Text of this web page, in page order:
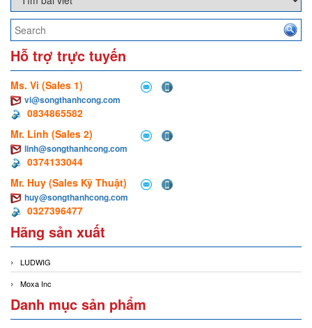
Hỗ trợ trực tuyến
Ms. Vi (Sales 1)
vi@songthanhcong.com
0834865582
Mr. Linh (Sales 2)
linh@songthanhcong.com
0374133044
Mr. Huy (Sales Kỹ Thuật)
huy@songthanhcong.com
0327396477
Hãng sản xuất
LUDWIG
Moxa Inc
Danh mục sản phẩm